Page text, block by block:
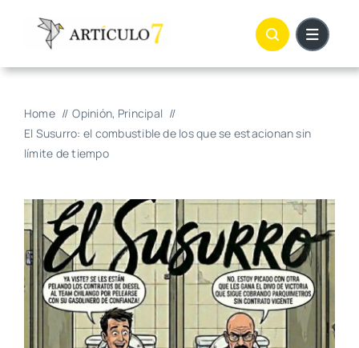
Home Opinión Principal
El Susurro: el combustible de los que se estacionan sin
límite de tiempo